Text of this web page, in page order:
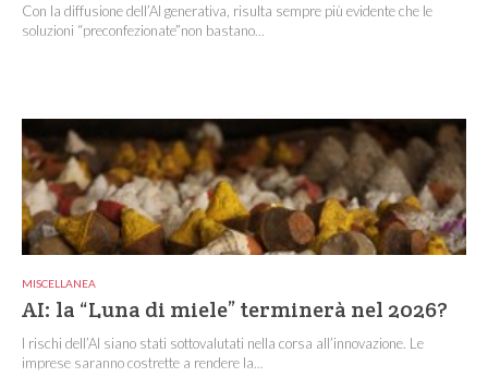
Con la diffusione dell’AI generativa, risulta sempre più evidente che le
soluzioni “preconfezionate”non bastano...
MISCELLANEA
AI: la “Luna di miele” terminerà nel 2026?
I rischi dell’AI siano stati sottovalutati nella corsa all’innovazione. Le
imprese saranno costrette a rendere la...